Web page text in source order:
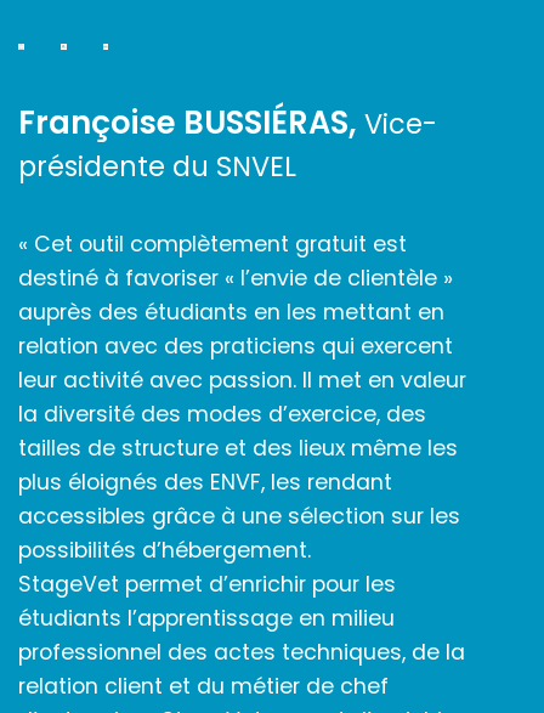
Françoise BUSSIÉRAS, Vice-
présidente du SNVEL
« Cet outil complètement gratuit est
destiné à favoriser « l’envie de clientèle »
auprès des étudiants en les mettant en
relation avec des praticiens qui exercent
leur activité avec passion. Il met en valeur
la diversité des modes d’exercice, des
tailles de structure et des lieux même les
plus éloignés des ENVF, les rendant
accessibles grâce à une sélection sur les
possibilités d’hébergement.
StageVet permet d’enrichir pour les
étudiants l’apprentissage en milieu
professionnel des actes techniques, de la
relation client et du métier de chef